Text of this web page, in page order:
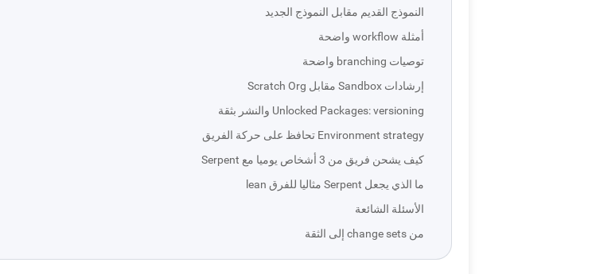
النموذج القديم مقابل النموذج الجديد
أمثلة workflow واضحة
توصيات branching واضحة
إرشادات Sandbox مقابل Scratch Org
Unlocked Packages: versioning والنشر بثقة
Environment strategy تحافظ على حركة الفريق
كيف يشحن فريق من 3 أشخاص يوميا مع Serpent
ما الذي يجعل Serpent مثاليا للفرق lean
الأسئلة الشائعة
من change sets إلى الثقة